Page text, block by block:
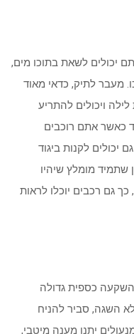
יכולים לשאת בתוכו מים,
מעבר לתיק, כדאי מאוד
ויכולים להתריע
כאשר אתם רוכבים
לקנות ביגוד
שתמיד מומלץ שיהיו
גם רכבים יוכלו לראות
השקעה כספית גדולה
השגה, סביר להניח
יתנו מענה מיטבי,